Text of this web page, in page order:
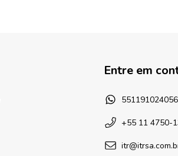
Entre em
+55 11 4750-